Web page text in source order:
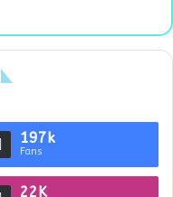
197k
Fans
22K